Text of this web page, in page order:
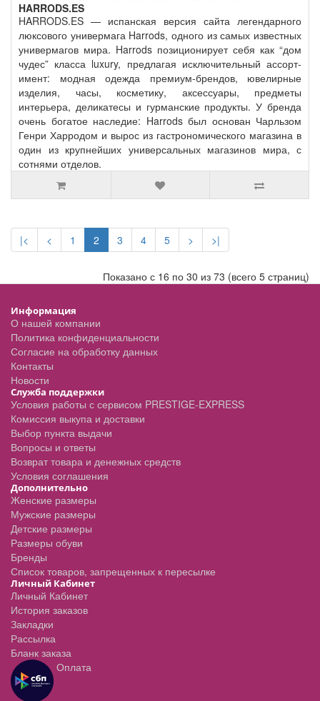
HARRODS.ES
HARRODS.ES — испанская версия сайта легендарного
люксового универмага Harrods, одного из самых известных
универмагов мира. Harrods позиционирует себя как “дом
чудес” класса luxury, предлагая исключительный ассорт­
имент: модная одежда премиум‑брендов, ювелирные
изделия, часы, косметику, аксессуары, предметы
интерьера, деликатесы и гурманские продукты. У бренда
очень богатое наследие: Harrods был основан Чарльзом
Генри Харродом и вырос из гастрономического магазина в
один из крупнейших универсальных магазинов мира, с
сотнями отделов.
|< < 1 2 3 4 5 > >|
Показано с 16 по 30 из 73 (всего 5 страниц)
Информация
О нашей компании
Политика конфиденциальности
Согласие на обработку данных
Контакты
Новости
Служба поддержки
Условия работы с сервисом PRESTIGE-EXPRESS
Комиссия выкупа и доставки
Выбор пункта выдачи
Вопросы и ответы
Возврат товара и денежных средств
Условия соглашения
Дополнительно
Женские размеры
Мужские размеры
Детские размеры
Размеры обуви
Бренды
Список товаров, запрещенных к пересылке
Личный Кабинет
Личный Кабинет
История заказов
Закладки
Рассылка
Бланк заказа
Оплата